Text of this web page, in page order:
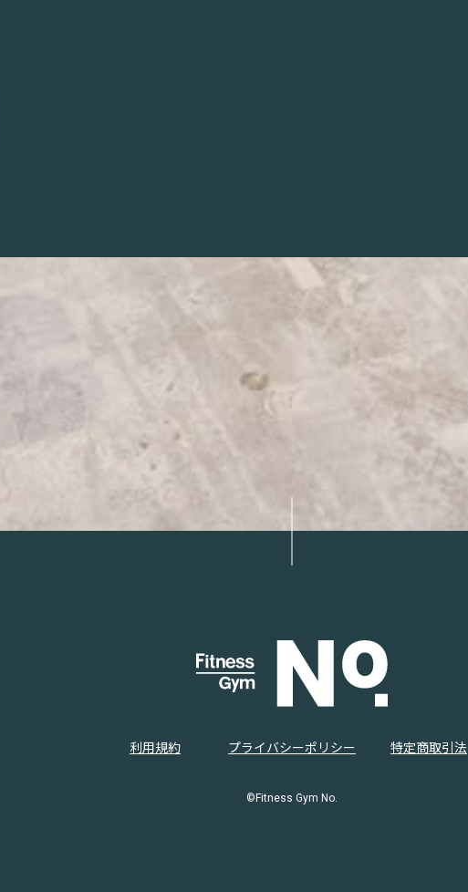
利用規約 プライバシーポリシー 特定商取引法
©Fitness Gym No.